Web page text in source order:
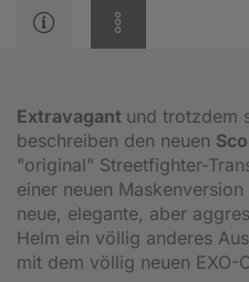
Extravagant und trotzdem
beschreiben den neuen
"original" Streetfighter-
einer neuen
neue, elegante, aber
Helm ein völlig anderes
mit dem völlig neuen EXO-